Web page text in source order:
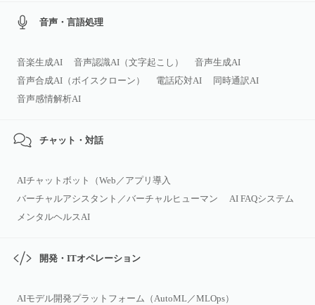
音声・言語処理
音楽生成AI 音声認識AI（文字起こし）
音声生成AI
音声合成AI（ボイスクローン）
電話応対AI
同時通訳AI
音声感情解析AI
チャット・対話
AIチャットボット（Web／アプリ導入
バーチャルアシスタント／バーチャルヒューマン
AI FAQシステム
メンタルヘルスAI
開発・ITオペレーション
AIモデル開発プラットフォーム（AutoML／MLOps）